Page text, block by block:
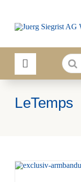
springen
search
LeTemps